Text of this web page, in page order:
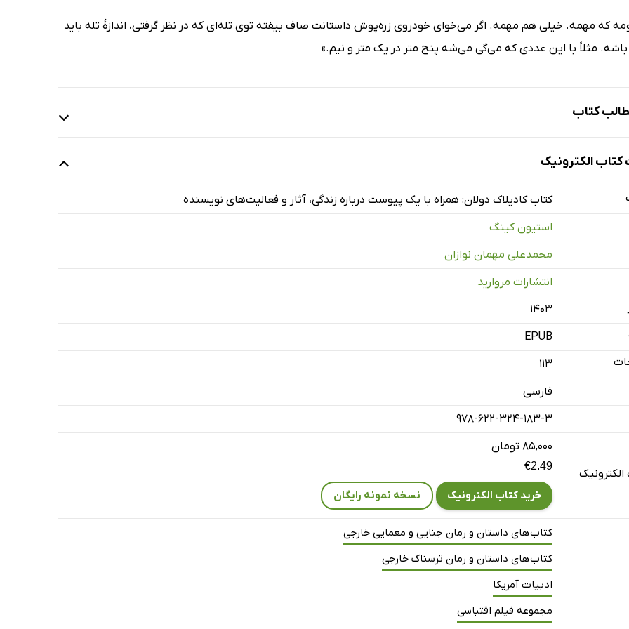
که مهمه. خیلی هم مهمه. اگر می‌خوای خودروی زره‌پوش داستانت صاف بیفته توی تله‌ای که در نظر گرفتی، اندازۀ تله باید
باشه. مثلاً با این عددی که می‌گی می‌شه پنج متر در یک متر و نیم.»
کتاب
کینگ: زندگی، آثار و فعالیت‌هایش
دربارۀ آثارش
نویسنده با سینما و تلویزیون
الکترونیک
کتاب کادیلاک دولان: همراه با یک پیوست درباره زندگی، آثار و فعالیت‌های نویسنده
استیون کینگ
محمدعلی مهمان نوازان
انتشارات مروارید
۱۴۰۳
EPUB
113
فارسی
978-622-324-183-3
۸۵,۰۰۰ تومان
€2.49
خرید کتاب الکترونیک نسخه نمونه رایگان
کتاب‌های داستان و رمان جنایی و معمایی خارجی
کتاب‌های داستان و رمان ترسناک خارجی
ادبیات آمریکا
مجموعه فیلم اقتباسی